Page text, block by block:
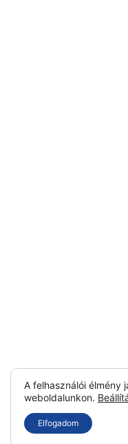
A felhasználói élmény
weboldalunkon.
Elfogadom